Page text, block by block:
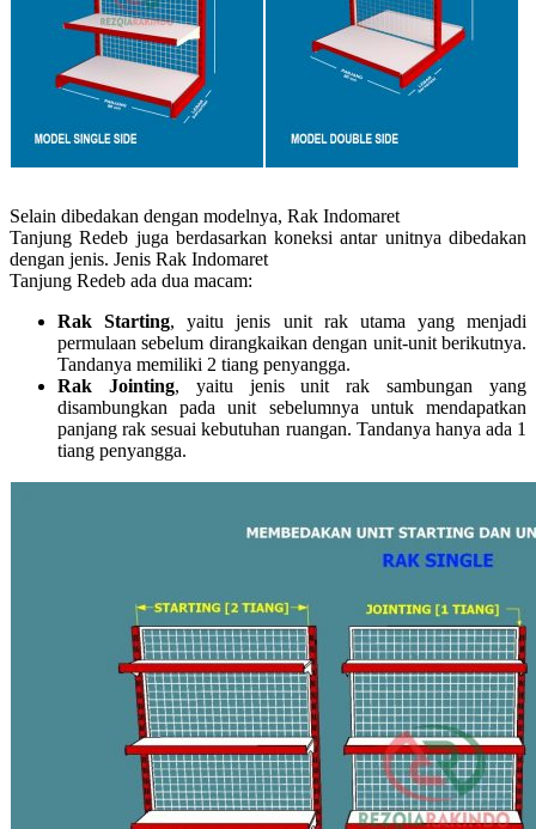
Selain dibedakan dengan modelnya, Rak Indomaret
Tanjung Redeb juga berdasarkan koneksi antar unitnya dibedakan
dengan jenis. Jenis Rak Indomaret
Tanjung Redeb ada dua macam:
Rak Starting, yaitu jenis unit rak utama yang menjadi
permulaan sebelum dirangkaikan dengan unit-unit berikutnya.
Tandanya memiliki 2 tiang penyangga.
Rak Jointing, yaitu jenis unit rak sambungan yang
disambungkan pada unit sebelumnya untuk mendapatkan
panjang rak sesuai kebutuhan ruangan. Tandanya hanya ada 1
tiang penyangga.